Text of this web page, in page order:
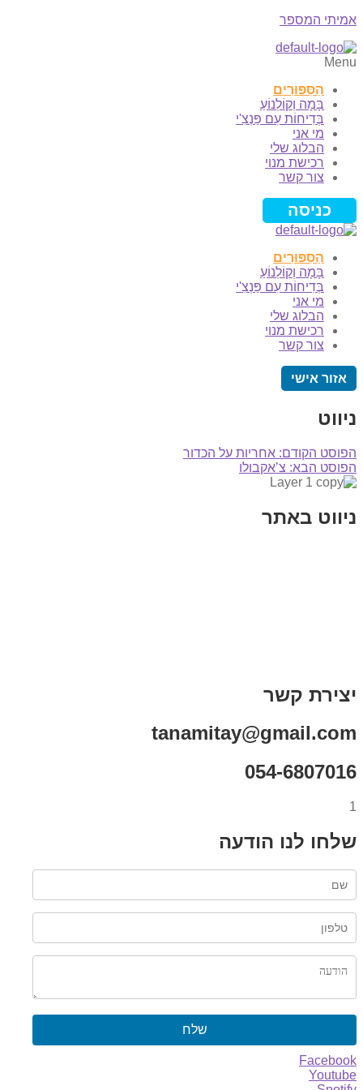
אמיתי המספר
Menu
הַסִּפּוּרִים
בָּמָה וְקוֹלְנוֹעַ
בְּדִיחוֹת עִם פַּנְצִ'י
מי אני
הבלוג שלי
רכישת מנוי
צור קשר
כניסה
הַסִּפּוּרִים
בָּמָה וְקוֹלְנוֹעַ
בְּדִיחוֹת עִם פַּנְצִ'י
מי אני
הבלוג שלי
רכישת מנוי
צור קשר
אזור אישי
ניווט
הפוסט הקודם: אחריות על הכדור
הפוסט הבא: צ’אקבולו
ניווט באתר
יצירת קשר
tanamitay@gmail.com
054-6807016
1
שלחו לנו הודעה
שלח
Facebook
Youtube